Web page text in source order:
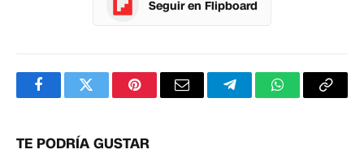
Seguir en Flipboard
FacebookTwitterPinterestCorreoTelegramWhatsApp
TE PODRÍA GUSTAR